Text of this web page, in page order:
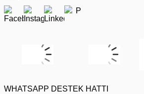
WHATSAPP DESTEK HATTI